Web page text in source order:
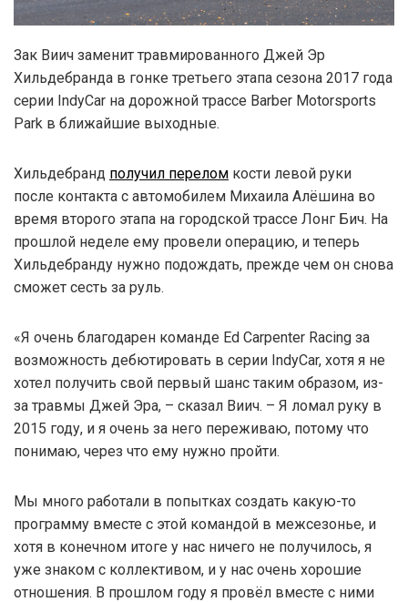
Зак Виич заменит травмированного Джей Эр
Хильдебранда в гонке третьего этапа сезона 2017 года
серии IndyCar на дорожной трассе Barber Motorsports
Park в ближайшие выходные.
Хильдебранд получил перелом кости левой руки
после контакта с автомобилем Михаила Алёшина во
время второго этапа на городской трассе Лонг Бич. На
прошлой неделе ему провели операцию, и теперь
Хильдебранду нужно подождать, прежде чем он снова
сможет сесть за руль.
«Я очень благодарен команде Ed Carpenter Racing за
возможность дебютировать в серии IndyCar, хотя я не
хотел получить свой первый шанс таким образом, из-
за травмы Джей Эра, – сказал Виич. – Я ломал руку в
2015 году, и я очень за него переживаю, потому что
понимаю, через что ему нужно пройти.
Мы много работали в попытках создать какую-то
программу вместе с этой командой в межсезонье, и
хотя в конечном итоге у нас ничего не получилось, я
уже знаком с коллективом, и у нас очень хорошие
отношения. В прошлом году я провёл вместе с ними